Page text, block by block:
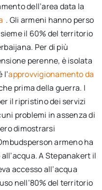
dell’area data la
. Gli armeni hanno perso
il 60% del territorio
Per di più
perenne, è isolata
l’approvvigionamento da
prima della guerra. I
il ripristino dei servizi
problemi in assenza di
dimostrarsi
armeno ha
A Stepanakert il
accesso all’acqua
nell’80% del territorio